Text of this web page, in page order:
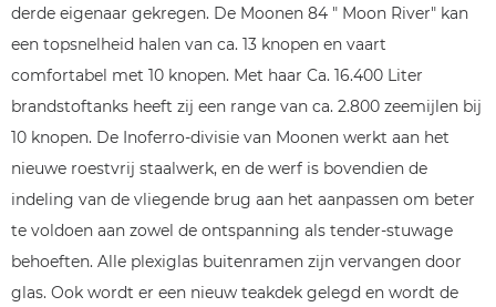
derde eigenaar gekregen. De Moonen 84 " Moon River" kan
een topsnelheid halen van ca. 13 knopen en vaart
comfortabel met 10 knopen. Met haar Ca. 16.400 Liter
brandstoftanks heeft zij een range van ca. 2.800 zeemijlen bij
10 knopen. De Inoferro-divisie van Moonen werkt aan het
nieuwe roestvrij staalwerk, en de werf is bovendien de
indeling van de vliegende brug aan het aanpassen om beter
te voldoen aan zowel de ontspanning als tender-stuwage
behoeften. Alle plexiglas buitenramen zijn vervangen door
glas. Ook wordt er een nieuw teakdek gelegd en wordt de